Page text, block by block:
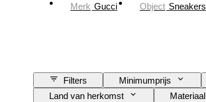
Merk Gucci Object Sneakers
Filters Minimumprijs
Land van herkomst
Materiaal